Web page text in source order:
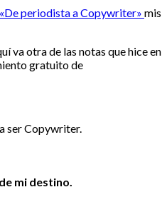
periodista a Copywriter» mis
va otra de las notas que hice en
gratuito de
ser Copywriter.
mi destino.